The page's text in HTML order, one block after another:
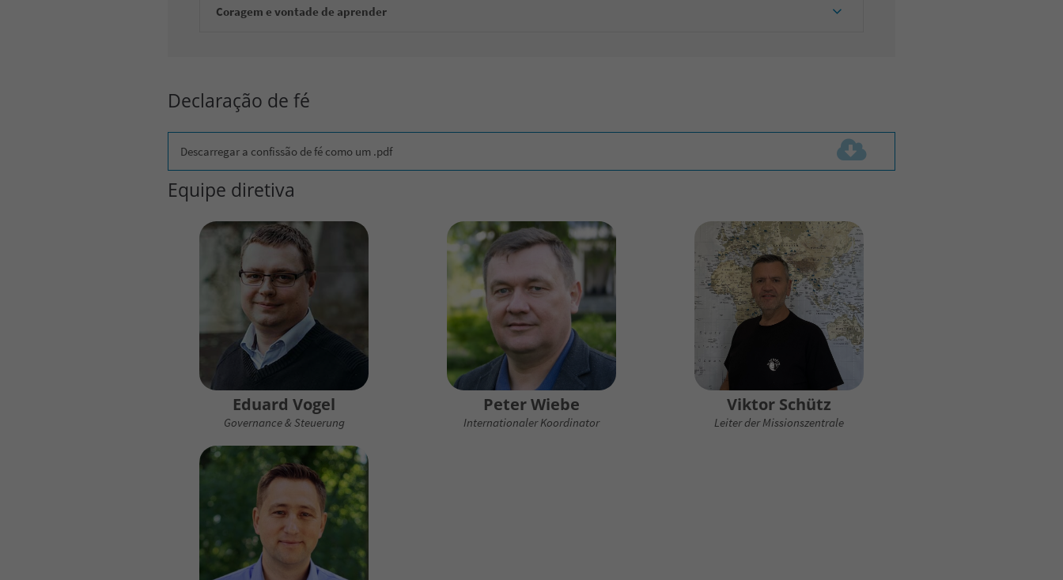
Coragem e vontade de aprender
Declaração de fé
Descarregar a confissão de fé como um .pdf
Equipe diretiva
Eduard Vogel
Governance & Steuerung
Peter Wiebe
Internationaler Koordinator
Viktor Schütz
Leiter der Missionszentrale